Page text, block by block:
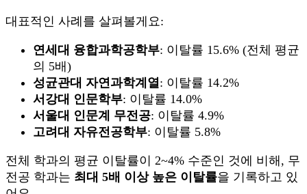
대표적인 사례를 살펴볼게요:
연세대 융합과학공학부: 이탈률 15.6% (전체 평균
의 5배)
성균관대 자연과학계열: 이탈률 14.2%
서강대 인문학부: 이탈률 14.0%
서울대 인문계 무전공: 이탈률 4.9%
고려대 자유전공학부: 이탈률 5.8%
전체 학과의 평균 이탈률이 2~4% 수준인 것에 비해, 무
전공 학과는 최대 5배 이상 높은 이탈률을 기록하고 있